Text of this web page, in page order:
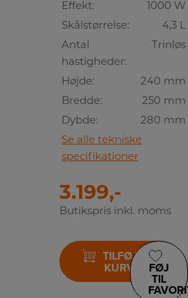
Effekt:
1000 W
Skålstørrelse:
4,3 L
Antal
hastigheder:
Trinløs
Højde:
240 mm
Bredde:
250 mm
Dybde:
280 mm
Se alle tekniske
specifikationer
3.199,-
Butikspris inkl. moms
TILFØJ TIL
KURV
FØJ
TIL